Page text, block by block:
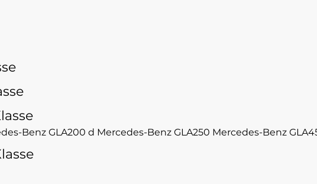
Benz GLA200 d Mercedes-Benz GLA250 Mercedes-Benz